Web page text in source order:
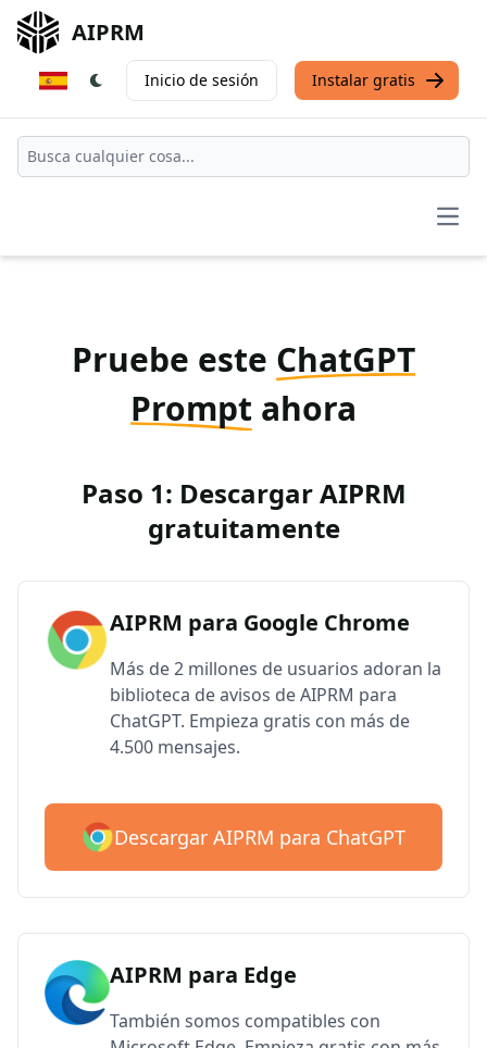
AIPRM
Inicio de sesión Instalar gratis
Pruebe este ChatGPT
Prompt ahora
Paso 1: Descargar AIPRM
gratuitamente
AIPRM para Google Chrome
Más de 2 millones de usuarios adoran la
biblioteca de avisos de AIPRM para
ChatGPT. Empieza gratis con más de
4.500 mensajes.
Descargar AIPRM para ChatGPT
AIPRM para Edge
También somos compatibles con